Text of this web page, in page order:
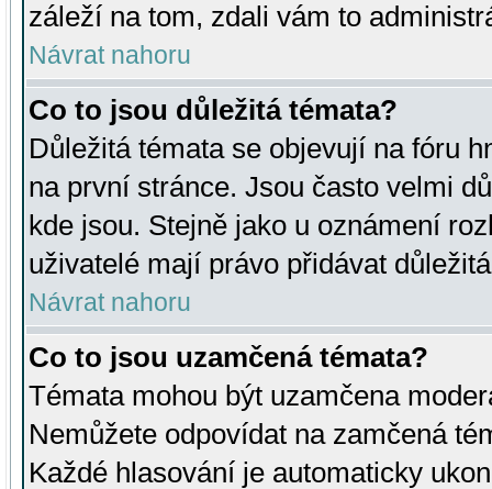
záleží na tom, zdali vám to
Návrat nahoru
Co to jsou důležitá témata?
Důležitá témata se objevují na fóru
na první stránce. Jsou často velmi
kde jsou. Stejně jako u oznámení
uživatelé mají právo přidávat
Návrat nahoru
Co to jsou uzamčená témata?
Témata mohou být uzamčena
Nemůžete odpovídat na zamčená
Každé hlasování je automaticky